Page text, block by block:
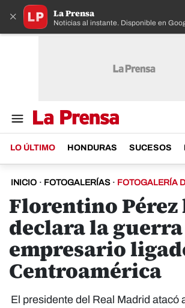
× La Prensa
Noticias al instante. Disponible en
LO ÚLTIMO HONDURAS SUCESOS
INICIO · FOTOGALERÍAS · FOTOGALERÍA
Florentino Pérez
declara la
empresario
Centroamérica
El presidente del Real Madrid atacó